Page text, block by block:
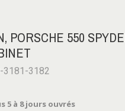
PORSCHE 550
3181-3182
5 à 8 jours ouvrés